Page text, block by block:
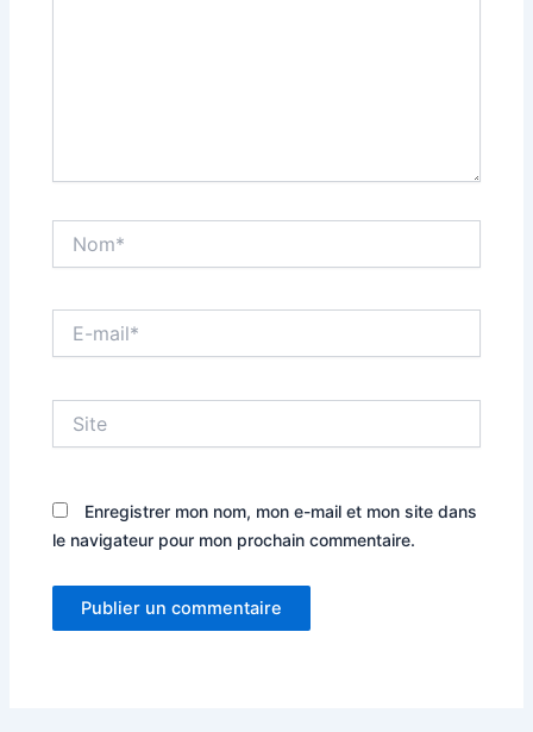
mail*
Enregistrer mon nom, mon e-mail et mon site dans
le navigateur pour mon prochain commentaire.